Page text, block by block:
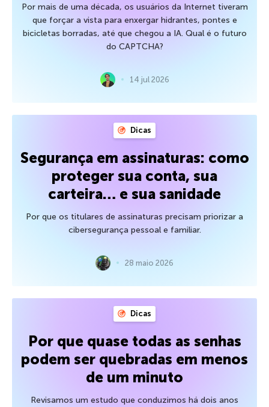
Por mais de uma década, os usuários da Internet tiveram
que forçar a vista para enxergar hidrantes, pontes e
bicicletas borradas, até que chegou a IA. Qual é o futuro
do CAPTCHA?
14 jul 2026
Dicas
Segurança em assinaturas: como
proteger sua conta, sua
carteira… e sua sanidade
Por que os titulares de assinaturas precisam priorizar a
cibersegurança pessoal e familiar.
28 maio 2026
Dicas
Por que quase todas as senhas
podem ser quebradas em menos
de um minuto
Revisamos um estudo que conduzimos há dois anos